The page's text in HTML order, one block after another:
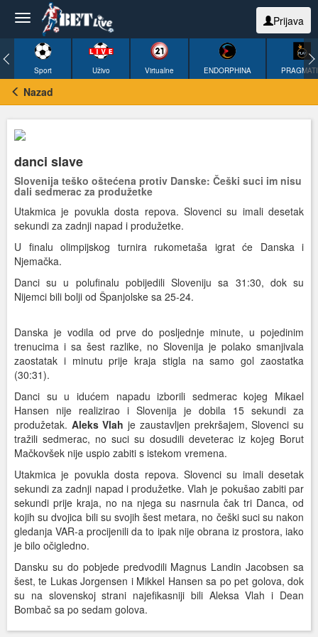
Prijava
Sport Uživo Virtualne ENDORPHINA
Nazad
danci slave
Slovenija teško oštećena protiv Danske: Češki suci im nisu
dali sedmerac za produžetke
Utakmica je povukla dosta repova. Slovenci su imali desetak
sekundi za zadnji napad i produžetke.
U finalu olimpijskog turnira rukometaša igrat će Danska i
Njemačka.
Danci su u polufinalu pobijedili Sloveniju sa 31:30, dok su
Nijemci bili bolji od Španjolske sa 25-24.
Danska je vodila od prve do posljednje minute, u pojedinim
trenucima i sa šest razlike, no Slovenija je polako smanjivala
zaostatak i minutu prije kraja stigla na samo gol zaostatka
(30:31).
Danci su u idućem napadu izborili sedmerac kojeg Mikael
Hansen nije realizirao i Slovenija je dobila 15 sekundi za
produžetak. Aleks Vlahje zaustavljen prekršajem, Slovenci su
tražili sedmerac, no suci su dosudili deveterac iz kojeg Borut
Mačkovšek nije uspio zabiti s istekom vremena.
Utakmica je povukla dosta repova. Slovenci su imali desetak
sekundi za zadnji napad i produžetke. Vlah je pokušao zabiti par
sekundi prije kraja, no na njega su nasrnula čak tri Danca, od
kojih su dvojica bili su svojih šest metara, no češki suci su nakon
gledanja VAR-a procijenili da to ipak nije obrana iz prostora, iako
je bilo očigledno.
Dansku su do pobjede predvodili Magnus Landin Jacobsen sa
šest, te Lukas Jorgensen i Mikkel Hansen sa po pet golova, dok
su na slovenskoj strani najefikasniji bili Aleksa Vlah i Dean
Bombač sa po sedam golova.